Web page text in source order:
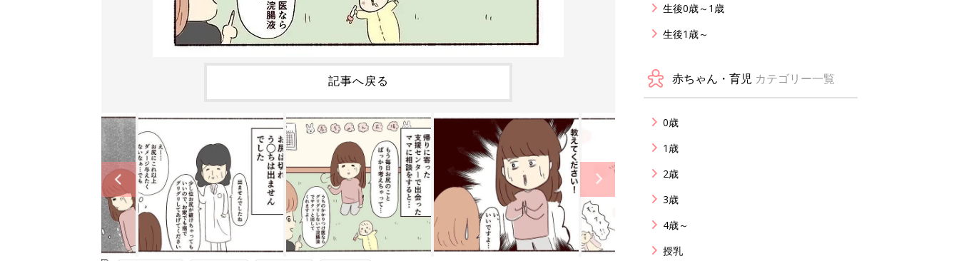
記事へ戻る
生後0歳～1歳
生後1歳～
赤ちゃん・育児 カテゴリー一覧
0歳
1歳
2歳
3歳
4歳～
授乳